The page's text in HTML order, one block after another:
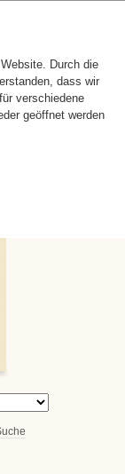
Durch die
dass wir
verschiedene
geöffnet werden